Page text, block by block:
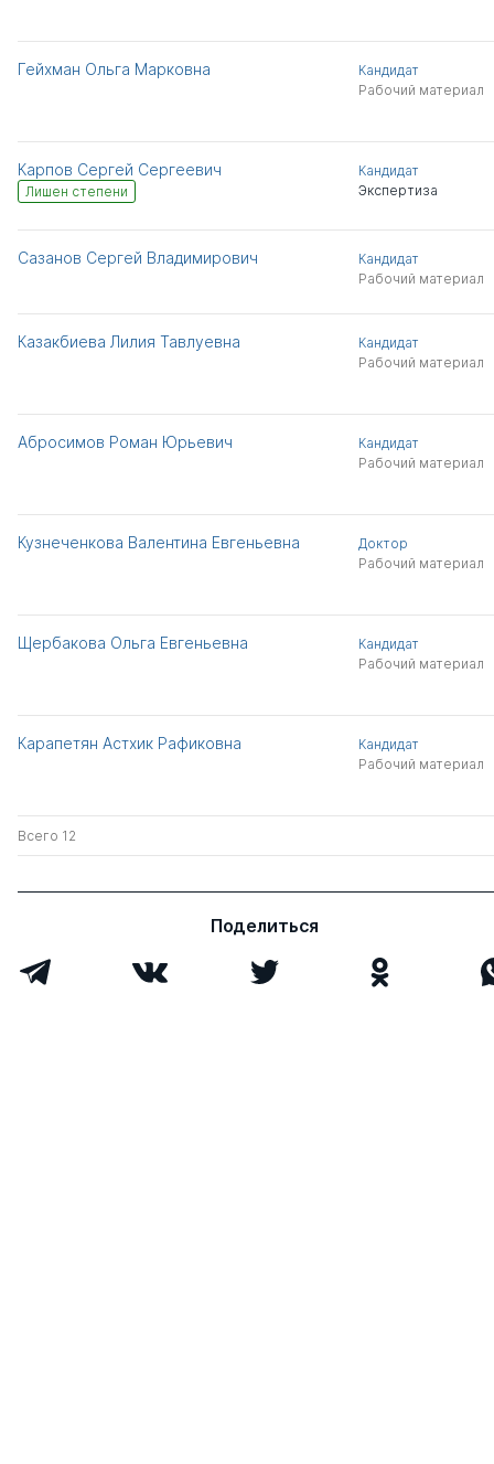
Гейхман Ольга Марковна
Кандидат
Рабочий материал
Карпов Сергей Сергеевич
Лишен степени
Кандидат
Экспертиза
Сазанов Сергей Владимирович
Кандидат
Рабочий материал
Казакбиева Лилия Тавлуевна
Кандидат
Рабочий материал
Абросимов Роман Юрьевич
Кандидат
Рабочий материал
Кузнеченкова Валентина Евгеньевна
Доктор
Рабочий материал
Щербакова Ольга Евгеньевна
Кандидат
Рабочий материал
Карапетян Астхик Рафиковна
Кандидат
Рабочий материал
Всего 12
Поделиться